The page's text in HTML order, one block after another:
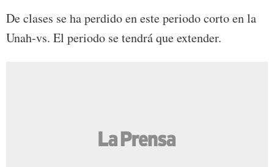
De clases se ha perdido en este periodo corto en la
Unah-vs. El periodo se tendrá que extender.